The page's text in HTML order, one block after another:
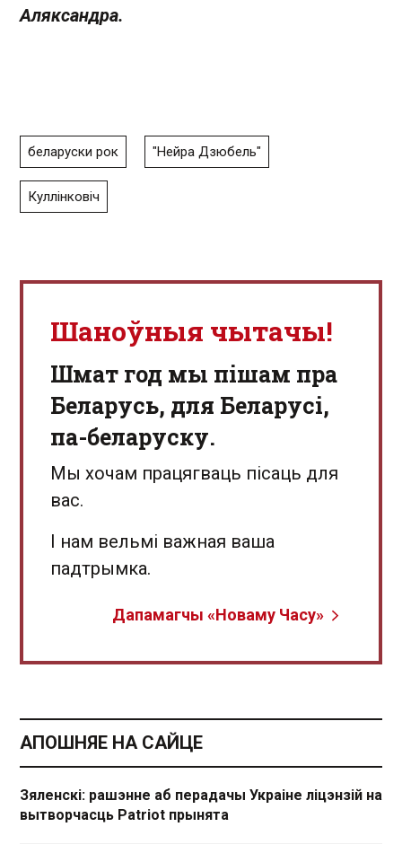
Аляксандра.
беларуски рок "Нейра Дзюбель"
Куллінковіч
Шаноўныя чытачы!
Шмат год мы пішам пра
Беларусь, для Беларусі,
па-беларуску.
Мы хочам працягваць пісаць для
вас.
І нам вельмі важная ваша
падтрымка.
Дапамагчы «Новаму Часу»
АПОШНЯЕ НА САЙЦЕ
Зяленскі: рашэнне аб перадачы Украіне ліцэнзій на
вытворчасць Patriot прынята